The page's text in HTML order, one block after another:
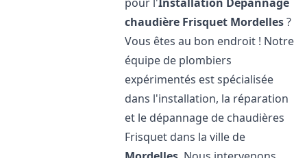
chaudière Frisquet Mordelles?
Vous êtes au bon endroit ! Notre
équipe de plombiers
expérimentés est spécialisée
dans l'installation, la réparation
et le dépannage de chaudières
Frisquet dans la ville de